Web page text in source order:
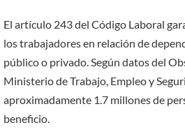
El artículo 243 del Código Laboral
los trabajadores en relación de
público o privado. Según datos del
Ministerio de Trabajo, Empleo y
aproximadamente 1.7 millones de
beneficio.